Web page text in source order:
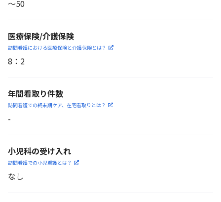
〜50
医療保険/介護保険
訪問看護における医療保険と介護保険とは？
8 ： 2
年間看取り件数
訪問看護での終末期ケア、 在宅看取りとは？
-
小児科の受け入れ
訪問看護での小児看護とは？
なし